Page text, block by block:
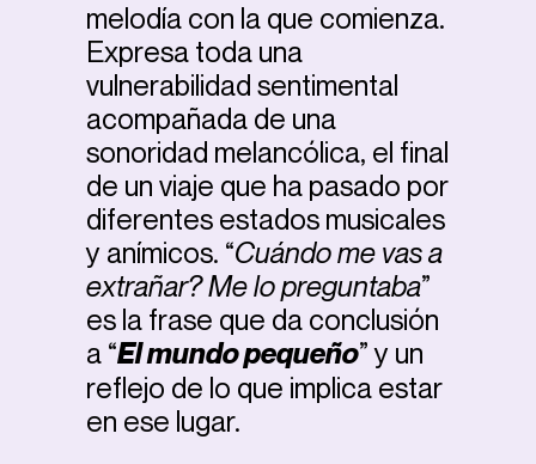
melodía con la que comienza.
Expresa toda una
vulnerabilidad sentimental
acompañada de una
sonoridad melancólica, el final
de un viaje que ha pasado por
diferentes estados musicales
y anímicos. “Cuándo me vas a
extrañar? Me lo preguntaba”
es la frase que da conclusión
a “El mundo pequeño” y un
reflejo de lo que implica estar
en ese lugar.